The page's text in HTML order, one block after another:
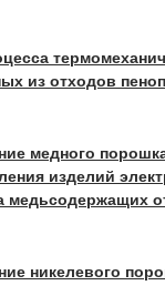
из отходов
медного
изделий
медьсодержащих
никелевого